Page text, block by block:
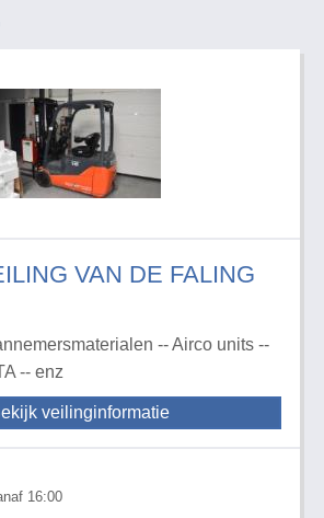
VAN DE FALING
-- Airco units --
-- enz
veilinginformatie
16:00